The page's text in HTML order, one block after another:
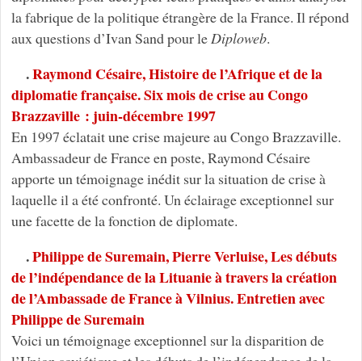
la fabrique de la politique étrangère de la France. Il répond
aux questions d’Ivan Sand pour le Diploweb.
.Raymond Césaire, Histoire de l’Afrique et de la
diplomatie française. Six mois de crise au Congo
Brazzaville : juin-décembre 1997
En 1997 éclatait une crise majeure au Congo Brazzaville.
Ambassadeur de France en poste, Raymond Césaire
apporte un témoignage inédit sur la situation de crise à
laquelle il a été confronté. Un éclairage exceptionnel sur
une facette de la fonction de diplomate.
.Philippe de Suremain, Pierre Verluise, Les débuts
de l’indépendance de la Lituanie à travers la création
de l’Ambassade de France à Vilnius. Entretien avec
Philippe de Suremain
Voici un témoignage exceptionnel sur la disparition de